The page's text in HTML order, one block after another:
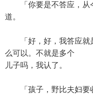
「你要是不答应，从
道。
「好，好，我答应就
么可以。不就是多个
儿子吗，我认了。
「孩子，野比夫妇要